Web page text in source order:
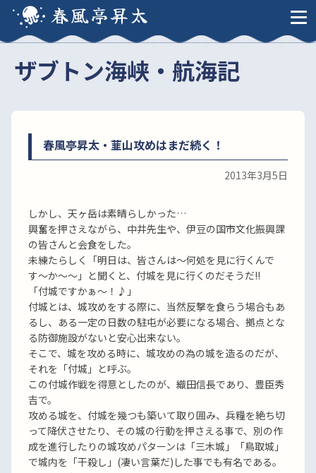
春風亭昇太
ザブトン海峡・航海記
春風亭昇太・韮山攻めはまだ続く！
2013年3月5日
しかし、天ヶ岳は素晴らしかった…
興奮を押さえながら、中井先生や、伊豆の国市文化振興課
の皆さんと会食をした。
未練たらしく「明日は、皆さんは〜何処を見に行くんで
す〜か〜〜」と聞くと、付城を見に行くのだそうだ!!
「付城ですかぁ〜！♪」
付城とは、城攻めをする際に、当然反撃を食らう場合もあ
るし、ある一定の日数の駐屯が必要になる場合、拠点とな
る防御施設がないと安心出来ない。
そこで、城を攻める時に、城攻めの為の城を造るのだが、
それを「付城」と呼ぶ。
この付城作戦を得意としたのが、織田信長であり、豊臣秀
吉で。
攻める城を、付城を幾つも築いて取り囲み、兵糧を絶ち切
って降伏させたり、その城の行動を押さえる事で、別の作
成を進行したりの城攻めパターンは「三木城」「鳥取城」
で城内を「干殺し」(凄い言葉だ)した事でも有名である。